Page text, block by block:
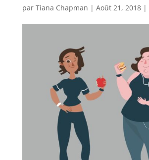
par Tiana Chapman | Août 21, 2018|